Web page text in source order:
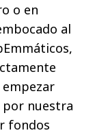
o en
al
nuestra
fondos